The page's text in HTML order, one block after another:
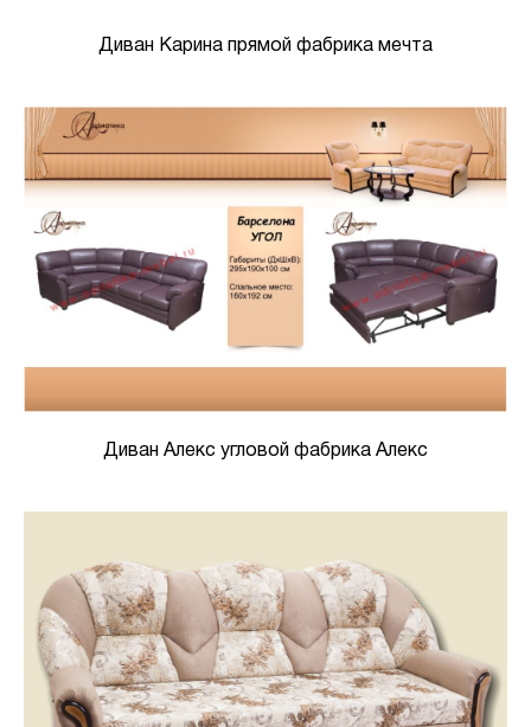
Диван Карина прямой фабрика мечта
Диван Алекс угловой фабрика Алекс